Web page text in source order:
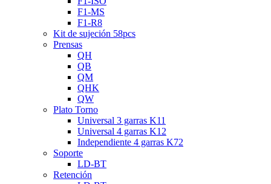
F1-MS
F1-R8
Kit de sujeción 58pcs
Prensas
QH
QB
QM
QHK
QW
Plato Torno
Universal 3 garras K11
Universal 4 garras K12
Independiente 4 garras K72
Soporte
LD-BT
Retención